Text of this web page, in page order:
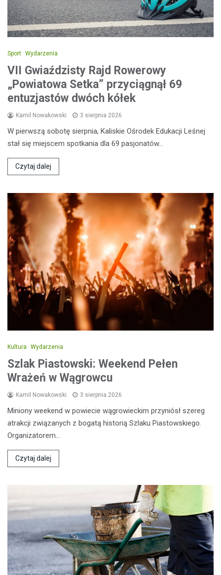
Sport Wydarzenia
VII Gwiaździsty Rajd Rowerowy
„Powiatowa Setka” przyciągnął 69
entuzjastów dwóch kółek
Kamil Nowakowski 3 sierpnia 2026
W pierwszą sobotę sierpnia, Kaliskie Ośrodek Edukacji Leśnej
stał się miejscem spotkania dla 69 pasjonatów…
Czytaj dalej
Kultura Wydarzenia
Szlak Piastowski: Weekend Pełen
Wrażeń w Wągrowcu
Kamil Nowakowski 3 sierpnia 2026
Miniony weekend w powiecie wągrowieckim przyniósł szereg
atrakcji związanych z bogatą historią Szlaku Piastowskiego.
Organizatorem…
Czytaj dalej